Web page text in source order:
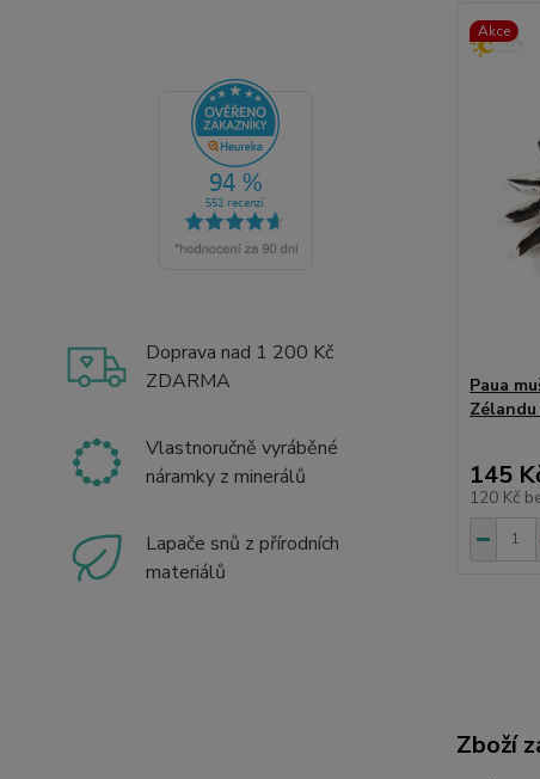
Doprava nad 1 200 Kč
ZDARMA
Vlastnoručně vyráběné
náramky z minerálů
Lapače snů z přírodních
materiálů
Akce
Paua
Zélandu
145
120 Kč
Zboží